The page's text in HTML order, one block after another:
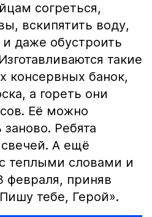
согреться,
вскипятить воду,
даже обустроить
такие
консервных банок,
а гореть они
Её можно
Ребята
А ещё
теплыми словами и
февраля, приняв
тебе, Герой».